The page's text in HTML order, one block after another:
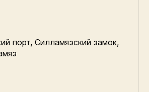
порт, Силламяэский замок,